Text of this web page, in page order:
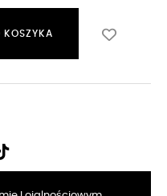
KOSZYKA